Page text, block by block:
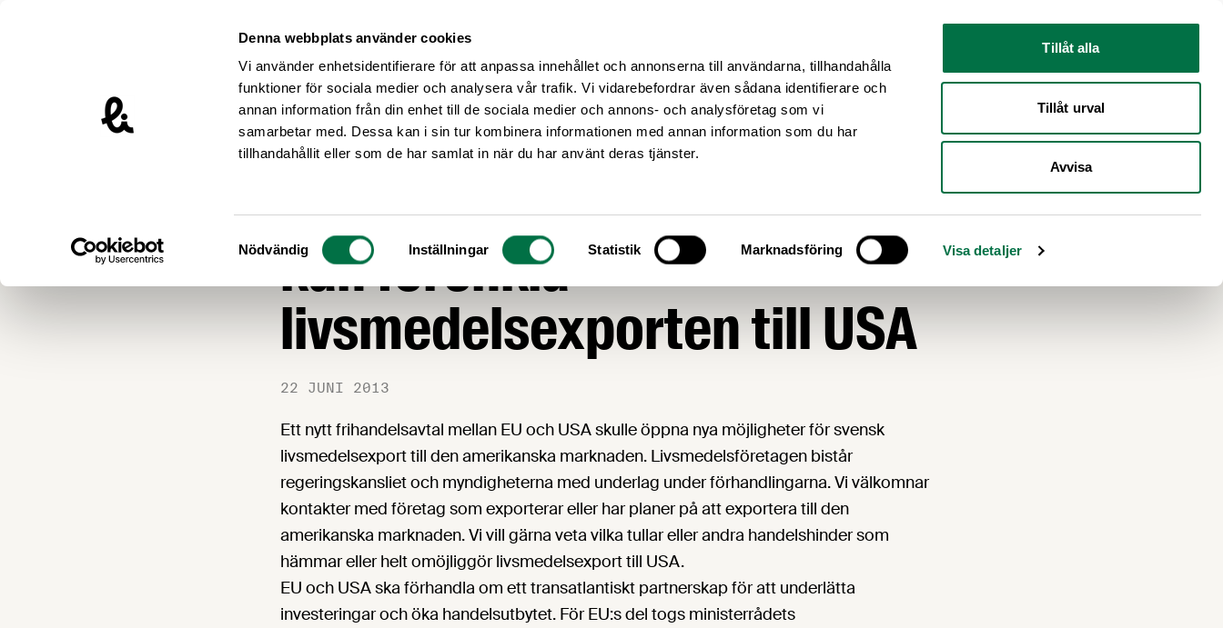
Denna webbplats använder cookies
Vi använder enhetsidentifierare för att anpassa innehållet och annonserna till användarna, tillhandahålla
funktioner för sociala medier och analysera vår trafik. Vi vidarebefordrar även sådana identifierare och
annan information från din enhet till de sociala medier och annons- och analysföretag som vi
samarbetar med. Dessa kan i sin tur kombinera informationen med annan information som du har
tillhandahållit eller som de har samlat in när du har använt deras tjänster.
Samtyckesval
Nödvändig Inställningar Statistik Marknadsföring Visa detaljer
Tillåt alla
Tillåt urval
Avvisa
Livsmedelsföretagen – till startsidan
Nyheter
Ny frihandelsförhandling
kan förenkla
livsmedelsexporten till USA
22 JUNI 2013
Ett nytt frihandelsavtal mellan EU och USA skulle öppna nya möjligheter för svensk
livsmedelsexport till den amerikanska marknaden. Livsmedelsföretagen bistår
regeringskansliet och myndigheterna med underlag under förhandlingarna. Vi välkomnar
kontakter med företag som exporterar eller har planer på att exportera till den
amerikanska marknaden. Vi vill gärna veta vilka tullar eller andra handelshinder som
hämmar eller helt omöjliggör livsmedelsexport till USA.
EU och USA ska förhandla om ett transatlantiskt partnerskap för att underlätta
investeringar och öka handelsutbytet. För EU:s del togs ministerrådets